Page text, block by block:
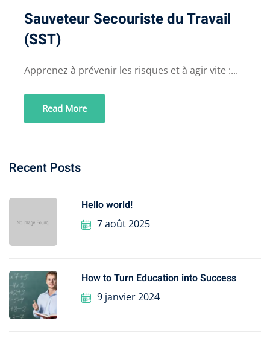
Sauveteur Secouriste du Travail
(SST)
Apprenez à prévenir les risques et à agir vite :...
Read More
Recent Posts
Hello world!
7 août 2025
How to Turn Education into Success
9 janvier 2024